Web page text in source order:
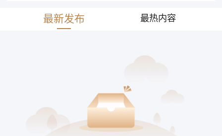
最新发布 最热内容